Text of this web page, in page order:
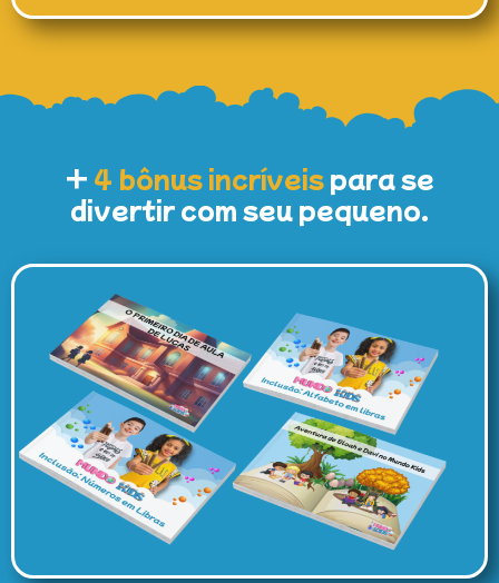
+ 4 bônus incríveis para se
divertir com seu pequeno.